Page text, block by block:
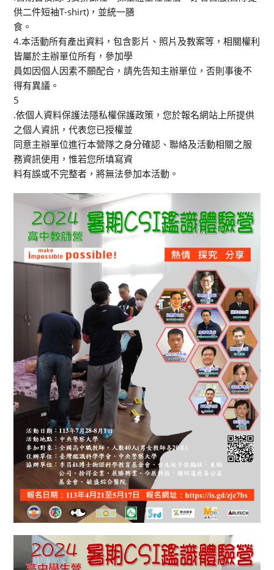
供二件短袖T-shirt)，並統一膳
食。
4.本活動所有產出資料，包含影片、照片及教案等，相關權利
皆屬於主辦單位所有，參加學
員如因個人因素不願配合，請先告知主辦單位，否則事後不
得有異議。
5
.依個人資料保護法隱私權保護政策，您於報名網站上所提供
之個人資訊，代表您已授權並
同意主辦單位進行本營隊之身分確認、聯絡及活動相關之服
務資訊使用，惟若您所填寫資
料有誤或不完整者，將無法參加本活動。